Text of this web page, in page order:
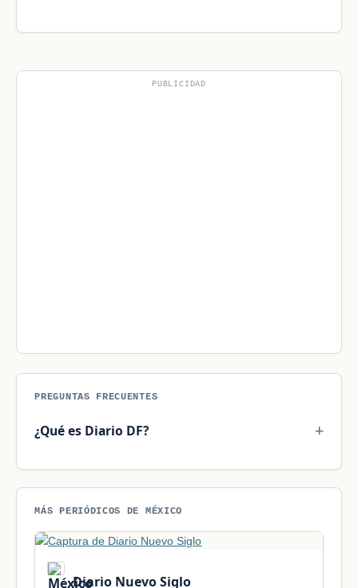
PUBLICIDAD
PREGUNTAS FRECUENTES
¿Qué es Diario DF?
MÁS PERIÓDICOS DE MÉXICO
Diario Nuevo Siglo